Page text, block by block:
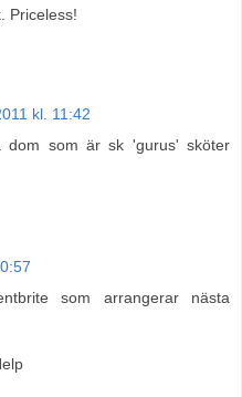
Priceless!
kl. 11:42
som är sk 'gurus' sköter
som arrangerar nästa